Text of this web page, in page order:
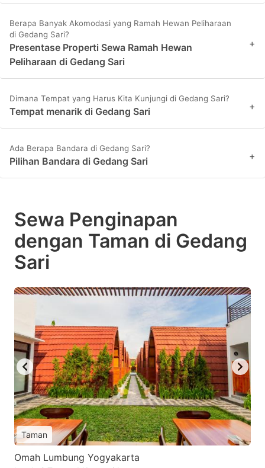
Berapa Banyak Akomodasi yang Ramah Hewan Peliharaan
di Gedang Sari?
Presentase Properti Sewa Ramah Hewan
Peliharaan di Gedang Sari
+
Dimana Tempat yang Harus Kita Kunjungi di Gedang Sari?
Tempat menarik di Gedang Sari +
Ada Berapa Bandara di Gedang Sari?
Pilihan Bandara di Gedang Sari +
Sewa Penginapan
dengan Taman di Gedang
Sari
Taman
Omah Lumbung Yogyakarta